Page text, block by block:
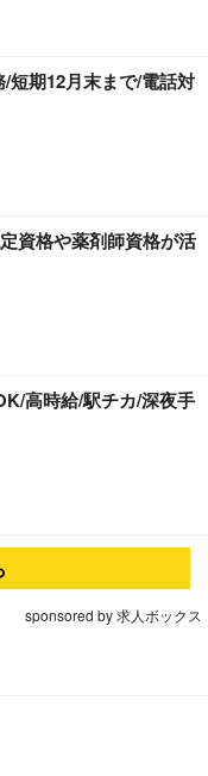
短期12月末まで/電話対
資格や薬剤師資格が活
高時給/駅チカ/深夜手
sponsored by 求人ボックス